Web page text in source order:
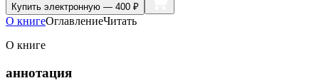
Купить электронную — 400 ₽
О книгеОглавлениеЧитать
О книге
аннотация